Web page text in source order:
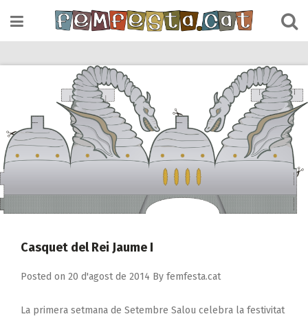
content
Casquet del Rei Jaume I
Posted on 20 d'agost de 2014 By femfesta.cat
La primera setmana de Setembre Salou celebra la festivitat